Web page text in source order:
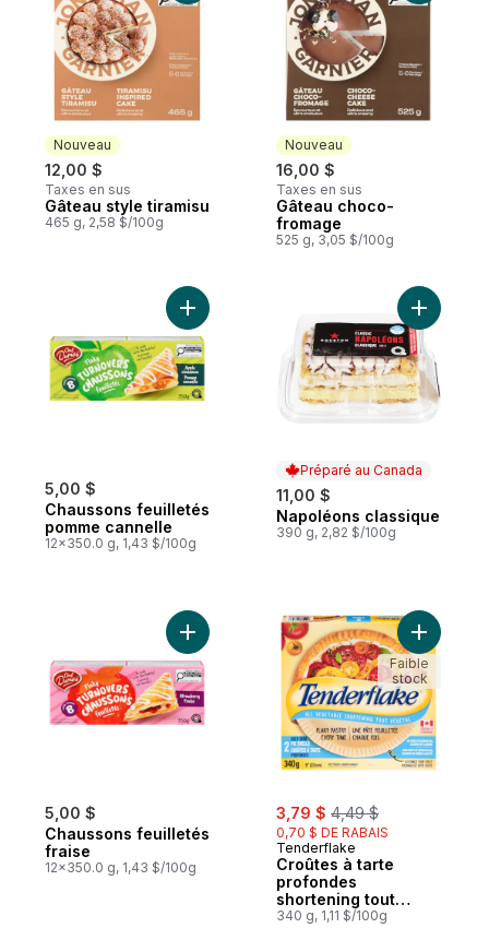
Nouveau
12,00 $
Taxes en sus
Nouveau
Gâteau style tiramisu
465 g, 2,58 $/100g
Nouveau
16,00 $
Taxes en sus
Nouveau
Gâteau choco-
fromage
525 g, 3,05 $/100g
5,00 $
Chaussons feuilletés
pomme cannelle
12x350.0 g, 1,43 $/100g
Ajouter Chaussons feuilletés pomme
Préparé au Canada
11,00 $
Préparé au Canada
Napoléons classique
390 g, 2,82 $/100g
Ajouter
5,00 $
Chaussons feuilletés
fraise
12x350.0 g, 1,43 $/100g
Ajouter Chaussons feuilletés fraise au
sale:
3,79 $ , formerly:
4,49 $
0,70 $ DE RABAIS
Tenderflake
Croûtes à tarte
profondes
shortening tout
végétal
340 g, 1,11 $/100g
Ajouter
Faible
stock